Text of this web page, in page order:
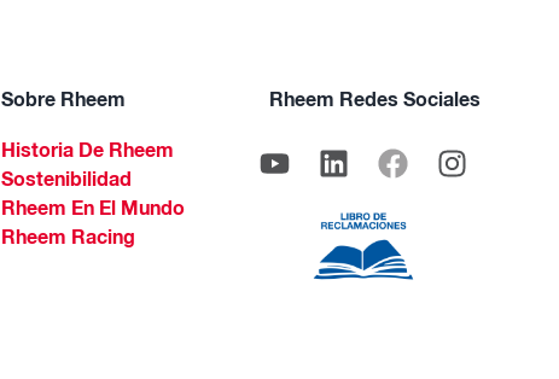
Sobre Rheem
Historia De Rheem
Sostenibilidad
Rheem En El Mundo
Rheem Racing
Rheem Redes Sociales